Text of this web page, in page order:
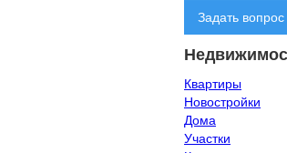
Задать вопрос
Квартиры
Новостройки
Дома
Участки